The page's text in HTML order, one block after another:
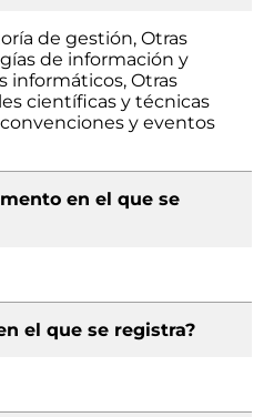
de gestión, Otras
de información y
informáticos, Otras
científicas y técnicas
y eventos
en el que se
el que se registra?